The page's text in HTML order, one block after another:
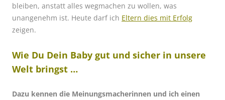
bleiben, anstatt alles wegmachen zu wollen, was
unangenehm ist. Heute darf ich Eltern dies mit Erfolg
zeigen.
Wie Du Dein Baby gut und sicher in unsere
Welt bringst …
Dazu kennen die Meinungsmacherinnen und ich einen